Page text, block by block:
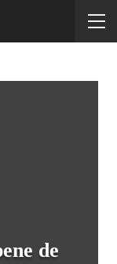
de